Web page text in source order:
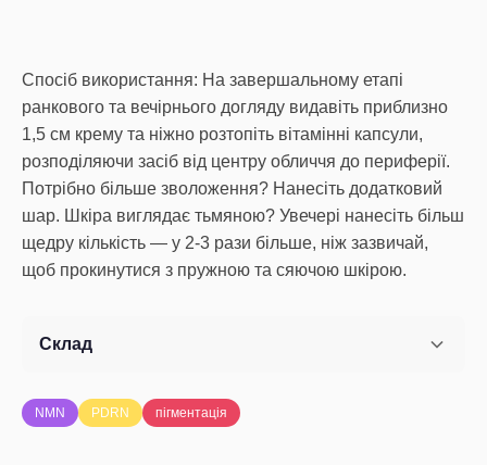
Спосіб використання: На завершальному етапі
ранкового та вечірнього догляду видавіть приблизно
1,5 см крему та ніжно розтопіть вітамінні капсули,
розподіляючи засіб від центру обличчя до периферії.
Потрібно більше зволоження? Нанесіть додатковий
шар. Шкіра виглядає тьмяною? Увечері нанесіть більш
щедру кількість — у 2-3 рази більше, ніж зазвичай,
щоб прокинутися з пружною та сяючою шкірою.
Склад
NMN PDRN пігментація